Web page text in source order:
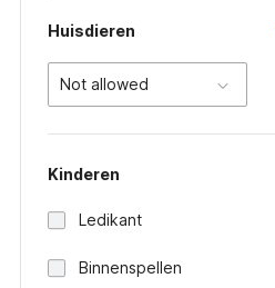
Huisdieren
Not allowed
Kinderen
Ledikant
Binnenspellen